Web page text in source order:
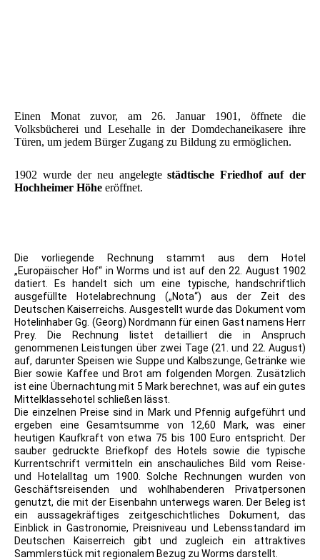
Einen Monat zuvor, am 26. Januar 1901, öffnete die
Volksbücherei und Lesehalle in der Domdechaneikasere ihre
Türen, um jedem Bürger Zugang zu Bildung zu ermöglichen.
1902 wurde der neu angelegtestädtische Friedhof auf der
Hochheimer Höhe eröffnet.
Die vorliegende Rechnung stammt aus dem Hotel
„Europäischer Hof“ in Worms und ist auf den 22. August 1902
datiert. Es handelt sich um eine typische, handschriftlich
ausgefüllte Hotelabrechnung („Nota“) aus der Zeit des
Deutschen Kaiserreichs. Ausgestellt wurde das Dokument vom
Hotelinhaber Gg. (Georg) Nordmann für einen Gast namens Herr
Prey. Die Rechnung listet detailliert die in Anspruch
genommenen Leistungen über zwei Tage (21. und 22. August)
auf, darunter Speisen wie Suppe und Kalbszunge, Getränke wie
Bier sowie Kaffee und Brot am folgenden Morgen. Zusätzlich
ist eine Übernachtung mit 5 Mark berechnet, was auf ein gutes
Mittelklassehotel schließen lässt.
Die einzelnen Preise sind in Mark und Pfennig aufgeführt und
ergeben eine Gesamtsumme von 12,60 Mark, was einer
heutigen Kaufkraft von etwa 75 bis 100 Euro entspricht. Der
sauber gedruckte Briefkopf des Hotels sowie die typische
Kurrentschrift vermitteln ein anschauliches Bild vom Reise-
und Hotelalltag um 1900. Solche Rechnungen wurden von
Geschäftsreisenden und wohlhabenderen Privatpersonen
genutzt, die mit der Eisenbahn unterwegs waren. Der Beleg ist
ein aussagekräftiges zeitgeschichtliches Dokument, das
Einblick in Gastronomie, Preisniveau und Lebensstandard im
Deutschen Kaiserreich gibt und zugleich ein attraktives
Sammlerstück mit regionalem Bezug zu Worms darstellt.